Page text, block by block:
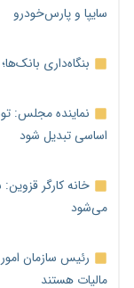
سایپا و پارس‌خودرو
بنگاه‌داری
نماینده مجلس:
اساسی تبدیل شود
خانه کارگر
می‌شود
رئیس سازمان
مالیات هستند